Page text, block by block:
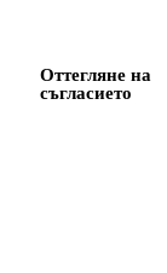
Оттегляне на
съгласието